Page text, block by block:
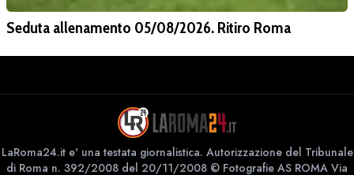
Seduta allenamento 05/08/2026. Ritiro Roma
LaRoma24.it e' una testata giornalistica. Autorizzazione del Tribunale
di Roma n. 392/2008 del 20/11/2008 © Fotografie AS ROMA Via